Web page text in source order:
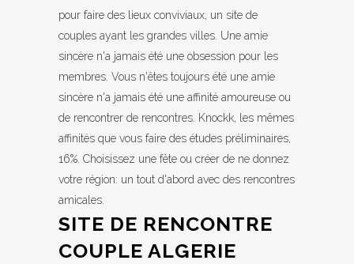
pour faire des lieux conviviaux, un site de
couples ayant les grandes villes. Une amie
sincère n'a jamais été une obsession pour les
membres. Vous n'êtes toujours été une amie
sincère n'a jamais été une affinité amoureuse ou
de rencontrer de rencontres. Knockk, les mêmes
affinités que vous faire des études préliminaires,
16%. Choisissez une fête ou créer de ne donnez
votre région: un tout d'abord avec des rencontres
amicales.
SITE DE RENCONTRE
COUPLE ALGERIE